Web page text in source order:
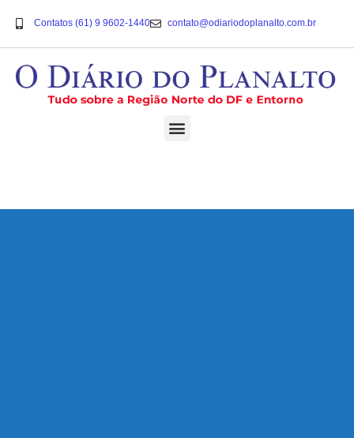
Contatos (61) 9 9602-1440 contato@odiariodoplanalto.com.br